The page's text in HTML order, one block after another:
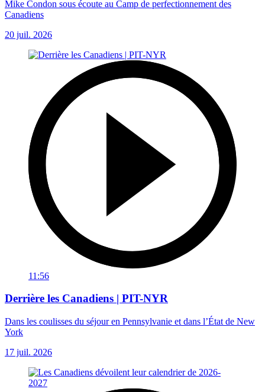
Mike Condon sous écoute au Camp de perfectionnement des
Canadiens
20 juil. 2026
11:56
Derrière les Canadiens | PIT-NYR
Dans les coulisses du séjour en Pennsylvanie et dans l’État de New
York
17 juil. 2026